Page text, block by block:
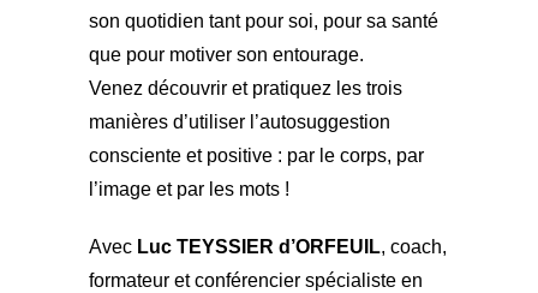
son quotidien tant pour soi, pour sa santé
que pour motiver son entourage.
Venez découvrir et pratiquez les trois
manières d’utiliser l’autosuggestion
consciente et positive : par le corps, par
l’image et par les mots !
Avec Luc TEYSSIER d’ORFEUIL, coach,
formateur et conférencier spécialiste en